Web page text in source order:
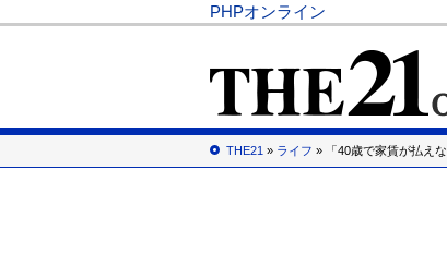
PHPオンライン
THE21 » ライフ » 「40歳で家賃が払え